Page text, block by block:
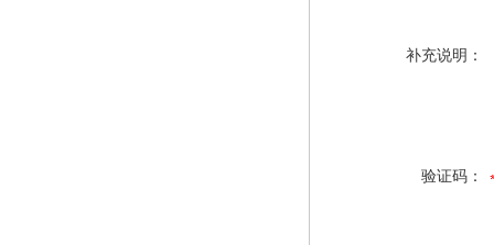
补充说明：
验证码：